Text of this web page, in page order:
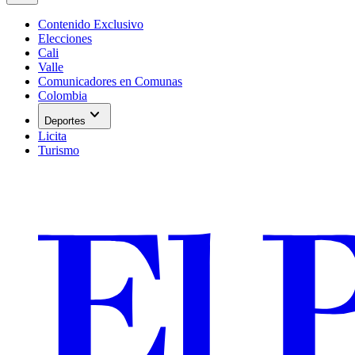
Contenido Exclusivo
Elecciones
Cali
Valle
Comunicadores en Comunas
Colombia
Deportes expand_more
Licita
Turismo